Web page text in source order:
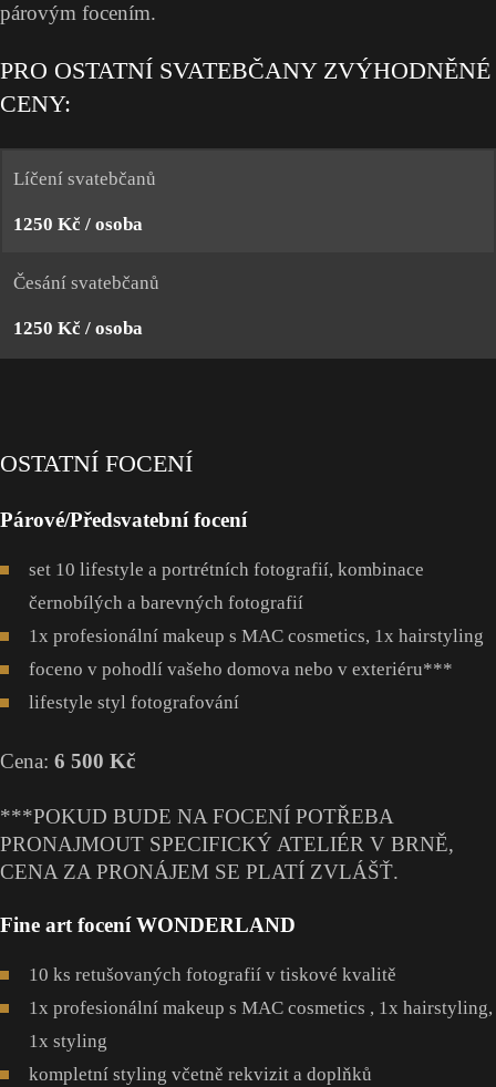
párovým focením.
PRO OSTATNÍ SVATEBČANY ZVÝHODNĚNÉ
CENY:
Líčení svatebčanů
1250 Kč / osoba
Česání svatebčanů
1250 Kč / osoba
OSTATNÍ FOCENÍ
Párové/Předsvatební focení
set 10 lifestyle a portrétních fotografií, kombinace
černobílých a barevných fotografií
1x profesionální makeup s MAC cosmetics, 1x hairstyling
foceno v pohodlí vašeho domova nebo v exteriéru***
lifestyle styl fotografování
Cena: 6 500 Kč
***POKUD BUDE NA FOCENÍ POTŘEBA
PRONAJMOUT SPECIFICKÝ ATELIÉR V BRNĚ,
CENA ZA PRONÁJEM SE PLATÍ ZVLÁŠŤ.
Fine art focení WONDERLAND
10 ks retušovaných fotografií v tiskové kvalitě
1x profesionální makeup s MAC cosmetics , 1x hairstyling,
1x styling
kompletní styling včetně rekvizit a doplňků